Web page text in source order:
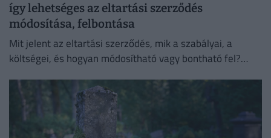
így lehetséges az eltartási szerződés
módosítása, felbontása
Mit jelent az eltartási szerződés, mik a szabályai, a
költségei, és hogyan módosítható vagy bontható fel?